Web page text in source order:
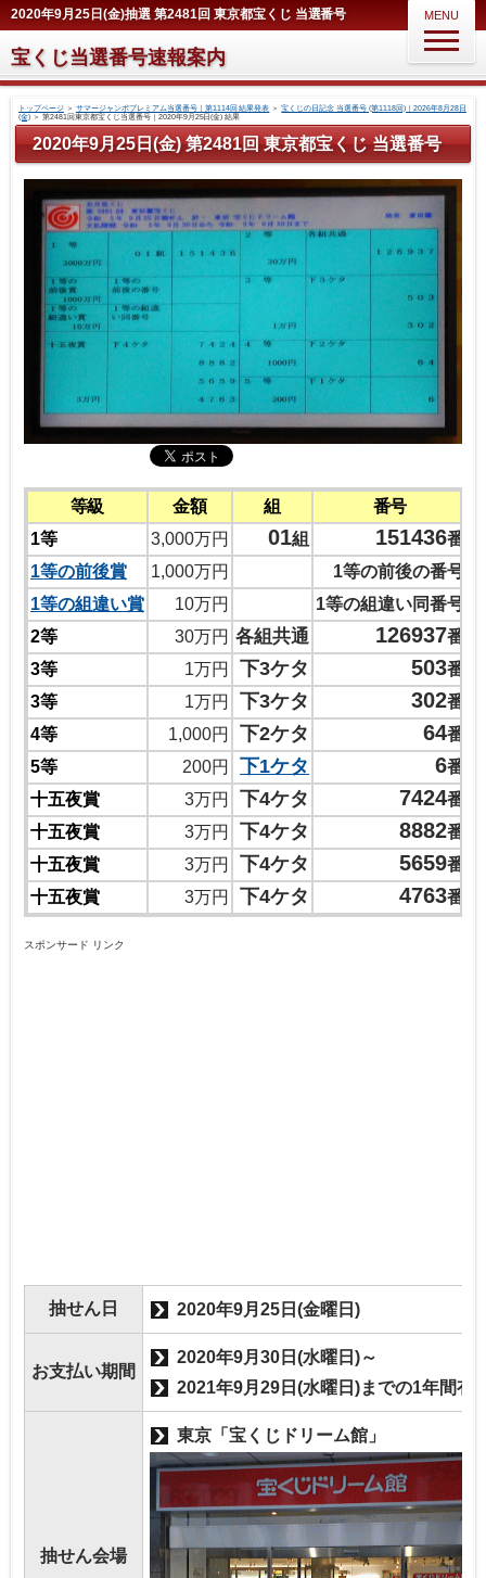
2020年9月25日(金)抽選 第2481回 東京都宝くじ 当選番号
宝くじ当選番号速報案内
MENU
トップページ＞ サマージャンボプレミアム当選番号｜第1114回 結果発表 ＞宝くじの日記念 当選番号 (第1118回)｜2026年8月28日
(金)＞ 第2481回東京都宝くじ当選番号｜2020年9月25日(金) 結果
2020年9月25日(金) 第2481回 東京都宝くじ 当選番号
等級 金額 組
番号
1等
3,000万円 01組 151436番
1等の前後賞
1,000万円
1等の前後の番号
1等の組違い賞
10万円
1等の組違い同番号
2等
30万円 各組共通 126937番
3等
1万円 下3ケタ 503番
3等
1万円 下3ケタ 302番
4等
1,000円 下2ケタ 64番
5等
200円 下1ケタ 6番
十五夜賞
3万円 下4ケタ 7424番
十五夜賞
3万円 下4ケタ 8882番
十五夜賞
3万円 下4ケタ 5659番
十五夜賞
3万円 下4ケタ 4763番
スポンサード リンク
抽せん日 2020年9月25日(金曜日)
お支払い期間
2020年9月30日(水曜日)～
2021年9月29日(水曜日)までの1年間有
抽せん会場
東京「宝くじドリーム館」